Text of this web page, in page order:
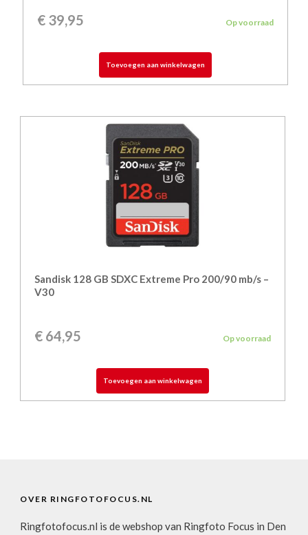
€39,95 Op voorraad
Toevoegen aan winkelwagen
Sandisk 128 GB SDXC Extreme Pro 200/90 mb/s –
V30
€ 64,95 Op voorraad
Toevoegen aan winkelwagen
OVER RINGFOTOFOCUS.NL
Ringfotofocus.nl is de webshop van Ringfoto Focus in Den